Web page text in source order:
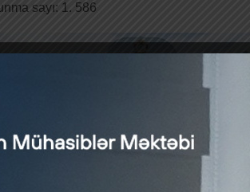
sayı: 1. 586